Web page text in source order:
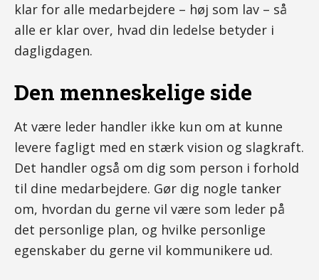
klar for alle medarbejdere – høj som lav – så
alle er klar over, hvad din ledelse betyder i
dagligdagen.
Den menneskelige side
At være leder handler ikke kun om at kunne
levere fagligt med en stærk vision og slagkraft.
Det handler også om dig som person i forhold
til dine medarbejdere. Gør dig nogle tanker
om, hvordan du gerne vil være som leder på
det personlige plan, og hvilke personlige
egenskaber du gerne vil kommunikere ud.